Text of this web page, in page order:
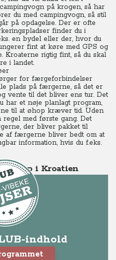
på krogen, så har
du med campingvogn, så stil
på opdagelse. Der er ofte
finder du i
en bydel eller der, hvor du
fint at køre med GPS og
Kroaterne rigtig fint, så du skal
i landet.
for færgeforbindelser
plads på færgerne, så det er
vente til det bliver ens tur. Det
har et nøje planlagt program,
til at øhop kræver tid. Uden
med første gang. Det
der bliver pakket til
af færgerne bliver bedt om at
information, hvis du f.eks.
- Øhop i Kroatien
indhold